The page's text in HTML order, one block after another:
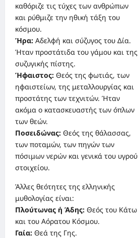
καθόριζε τις τύχες των ανθρώπων
και ρύθμιζε την ηθική τάξη του
κόσμου.
Ήρα: Αδελφή και σύζυγος του Δία.
Ήταν προστάτιδα του γάμου και της
συζυγικής πίστης.
Ήφαιστος: Θεός της φωτιάς, των
ηφαιστείων, της μεταλλουργίας και
προστάτης των τεχνιτών. Ήταν
ακόμα ο κατασκευαστής των όπλων
των θεών.
Ποσειδώνας: Θεός της θάλασσας,
των ποταμών, των πηγών των
πόσιμων νερών και γενικά του υγρού
στοιχείου.
Άλλες θεότητες της ελληνικής
μυθολογίας είναι:
Πλούτωνας ή Άδης: Θεός του Κάτω
και του Αόρατου Κόσμου.
Γαία: Θεά της Γης.